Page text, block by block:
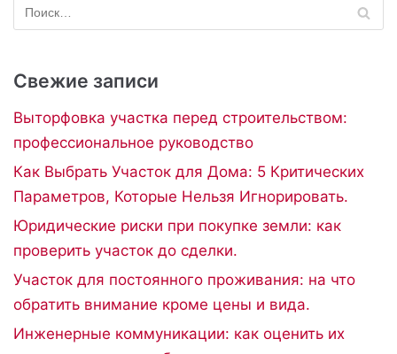
Свежие записи
Выторфовка участка перед строительством:
профессиональное руководство
Как Выбрать Участок для Дома: 5 Критических
Параметров, Которые Нельзя Игнорировать.
Юридические риски при покупке земли: как
проверить участок до сделки.
Участок для постоянного проживания: на что
обратить внимание кроме цены и вида.
Инженерные коммуникации: как оценить их